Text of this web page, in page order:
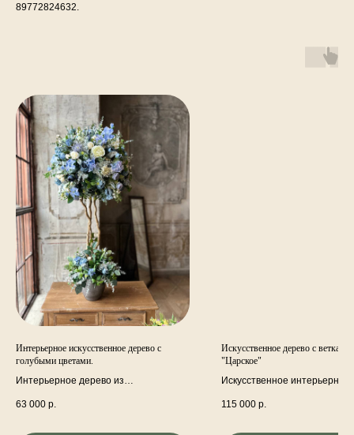
89772824632.
Интерьерное искусственное дерево с
голубыми цветами.
Интерьерное дерево из
веток премиум класса. Ствол дерева
63 000 р.
Искусственное дерево с ветками
"Царское"
Искусственное интерьерное
искусственными ветками в
115 000 р.